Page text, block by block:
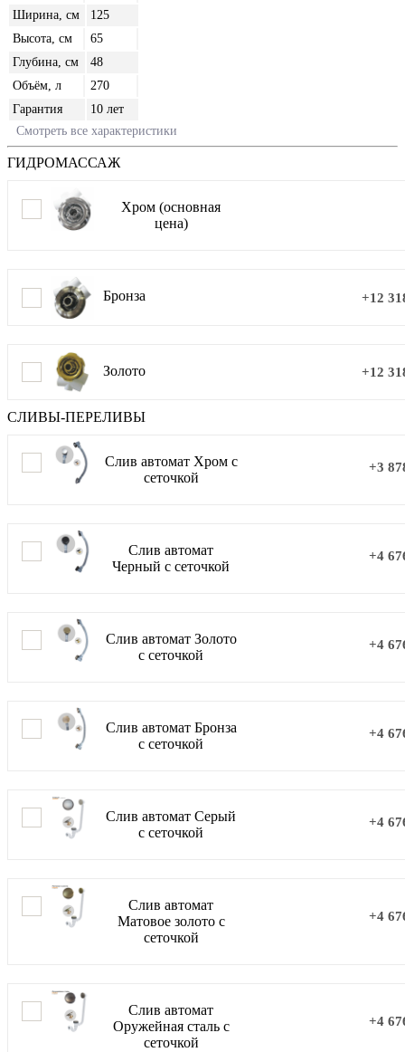
Ширина, см
125
Высота, см
65
Глубина, см
48
Объём, л
270
Гарантия
10 лет
Смотреть все характеристики
ГИДРОМАССАЖ
Хром (основная
цена)
Бронза +12
Золото +12
СЛИВЫ-ПЕРЕЛИВЫ
Слив автомат Хром с
сеточкой
+3
Слив автомат
Черный с сеточкой
+4
Слив автомат Золото
с сеточкой
+4
Слив автомат Бронза
с сеточкой
+4
Слив автомат Серый
с сеточкой
+4
Слив автомат
Матовое золото с
сеточкой
+4
Слив автомат
Оружейная сталь с
сеточкой
+4